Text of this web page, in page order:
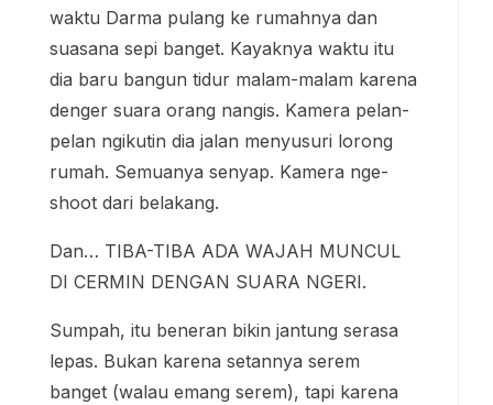
waktu Darma pulang ke rumahnya dan
suasana sepi banget. Kayaknya waktu itu
dia baru bangun tidur malam-malam karena
denger suara orang nangis. Kamera pelan-
pelan ngikutin dia jalan menyusuri lorong
rumah. Semuanya senyap. Kamera nge-
shoot dari belakang.
Dan… TIBA-TIBA ADA WAJAH MUNCUL
DI CERMIN DENGAN SUARA NGERI.
Sumpah, itu beneran bikin jantung serasa
lepas. Bukan karena setannya serem
banget (walau emang serem), tapi karena